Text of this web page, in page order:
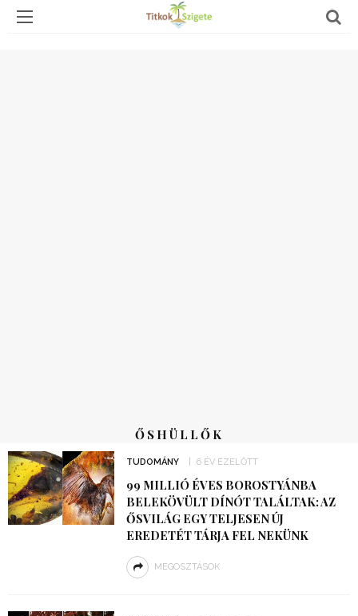
ŐSHÜLLŐK
TUDOMÁNY 6 ÉV EZELŐTT
99 MILLIÓ ÉVES BOROSTYÁNBA
BELEKÖVÜLT DÍNÓT TALÁLTAK: AZ
ŐSVILÁG EGY TELJESEN ÚJ
EREDETÉT TÁRJA FEL NEKÜNK
MEGOSZTÁSOK